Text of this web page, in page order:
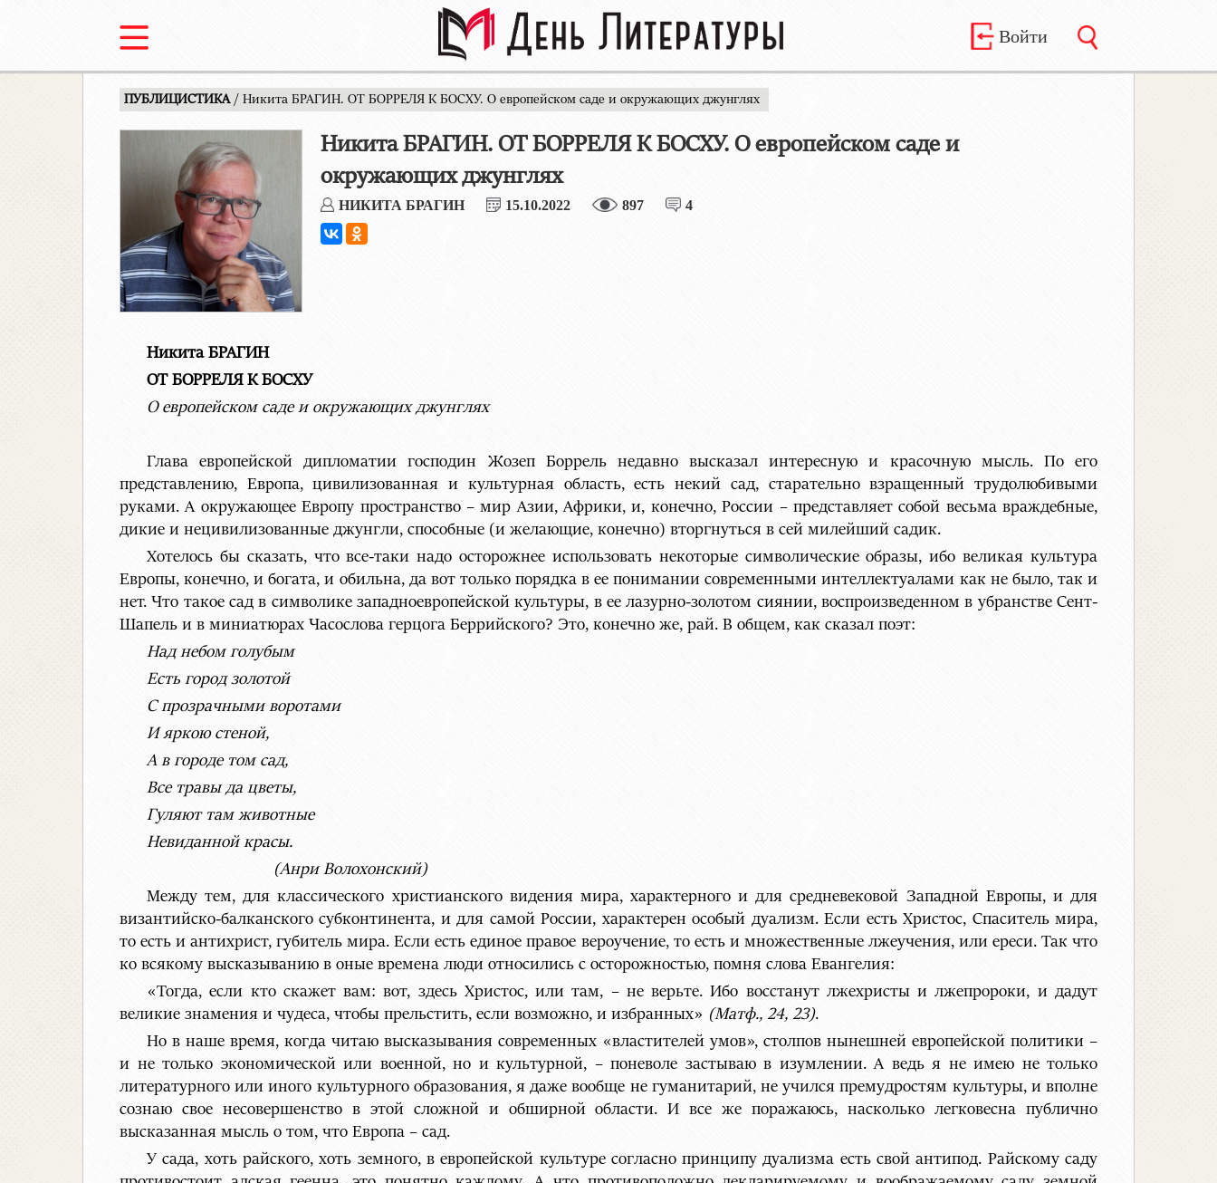
Войти
ПУБЛИЦИСТИКА / Никита БРАГИН. ОТ БОРРЕЛЯ К БОСХУ. О европейском саде и окружающих джунглях
Никита БРАГИН. ОТ БОРРЕЛЯ К БОСХУ. О европейском саде и
окружающих джунглях
НИКИТА БРАГИН 15.10.2022 897 4
Никита БРАГИН
ОТ БОРРЕЛЯ К БОСХУ
О европейском саде и окружающих джунглях
Глава европейской дипломатии господин Жозеп Боррель недавно высказал интересную и красочную мысль. По его
представлению, Европа, цивилизованная и культурная область, есть некий сад, старательно взращенный трудолюбивыми
руками. А окружающее Европу пространство – мир Азии, Африки, и, конечно, России – представляет собой весьма враждебные,
дикие и нецивилизованные джунгли, способные (и желающие, конечно) вторгнуться в сей милейший садик.
Хотелось бы сказать, что все-таки надо осторожнее использовать некоторые символические образы, ибо великая культура
Европы, конечно, и богата, и обильна, да вот только порядка в ее понимании современными интеллектуалами как не было, так и
нет. Что такое сад в символике западноевропейской культуры, в ее лазурно-золотом сиянии, воспроизведенном в убранстве Сент-
Шапель и в миниатюрах Часослова герцога Беррийского? Это, конечно же, рай. В общем, как сказал поэт:
Над небом голубым
Есть город золотой
С прозрачными воротами
И яркою стеной,
А в городе том сад,
Все травы да цветы,
Гуляют там животные
Невиданной красы.
(Анри Волохонский)
Между тем, для классического христианского видения мира, характерного и для средневековой Западной Европы, и для
византийско-балканского субконтинента, и для самой России, характерен особый дуализм. Если есть Христос, Спаситель мира,
то есть и антихрист, губитель мира. Если есть единое правое вероучение, то есть и множественные лжеучения, или ереси. Так что
ко всякому высказыванию в оные времена люди относились с осторожностью, помня слова Евангелия:
«Тогда, если кто скажет вам: вот, здесь Христос, или там, – не верьте. Ибо восстанут лжехристы и лжепророки, и дадут
великие знамения и чудеса, чтобы прельстить, если возможно, и избранных» (Матф., 24, 23).
Но в наше время, когда читаю высказывания современных «властителей умов», столпов нынешней европейской политики –
и не только экономической или военной, но и культурной, – поневоле застываю в изумлении. А ведь я не имею не только
литературного или иного культурного образования, я даже вообще не гуманитарий, не учился премудростям культуры, и вполне
сознаю свое несовершенство в этой сложной и обширной области. И все же поражаюсь, насколько легковесна публично
высказанная мысль о том, что Европа – сад.
У сада, хоть райского, хоть земного, в европейской культуре согласно принципу дуализма есть свой антипод. Райскому саду